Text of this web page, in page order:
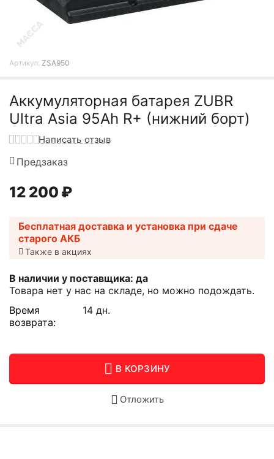
Артикул: ZSA950
Аккумуляторная батарея ZUBR
Ultra Asia 95Ah R+ (нижний борт)
Написать отзыв
Предзаказ
12 200 ₽
Бесплатная доставка и установка при сдаче
старого АКБ
Также в акциях
В наличии у поставщика: да
Товара нет у нас на складе, но можно подождать.
Время
возврата:
14 дн.
В КОРЗИНУ
Отложить